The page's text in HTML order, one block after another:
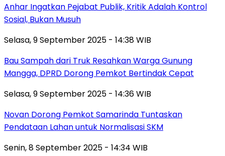
Anhar Ingatkan Pejabat Publik, Kritik Adalah Kontrol
Sosial, Bukan Musuh
Selasa, 9 September 2025 - 14:38 WIB
Bau Sampah dari Truk Resahkan Warga Gunung
Mangga, DPRD Dorong Pemkot Bertindak Cepat
Selasa, 9 September 2025 - 14:36 WIB
Novan Dorong Pemkot Samarinda Tuntaskan
Pendataan Lahan untuk Normalisasi SKM
Senin, 8 September 2025 - 14:34 WIB